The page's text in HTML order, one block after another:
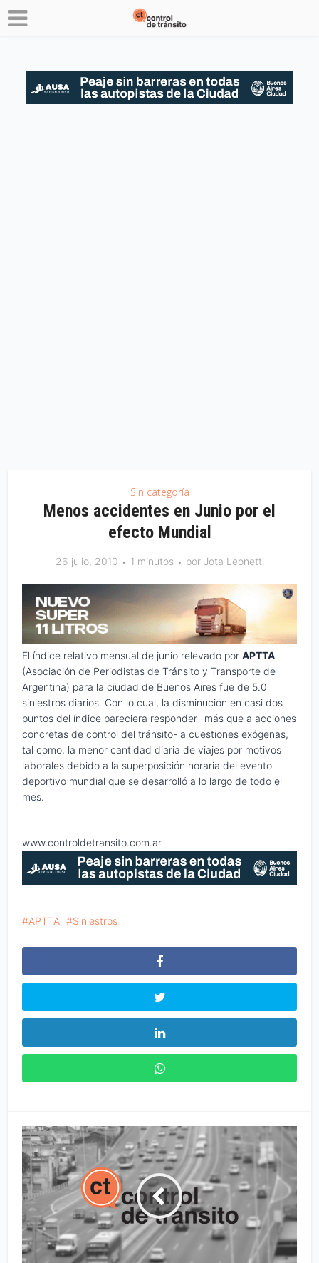
Sin categoría
Menos accidentes en Junio por el
efecto Mundial
26 julio, 2010 1 minutos por Jota Leonetti
El índice relativo mensual de junio relevado porAPTTA
(Asociación de Periodistas de Tránsito y Transporte de
Argentina) para la ciudad de Buenos Aires fue de 5.0
siniestros diarios. Con lo cual, la disminución en casi dos
puntos del índice pareciera responder -más que a acciones
concretas de control del tránsito- a cuestiones exógenas,
tal como: la menor cantidad diaria de viajes por motivos
laborales debido a la superposición horaria del evento
deportivo mundial que se desarrolló a lo largo de todo el
mes.
www.controldetransito.com.ar
APTTA Siniestros